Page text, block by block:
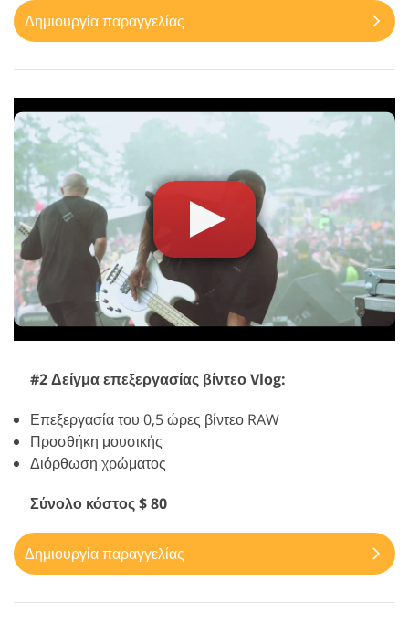
Δημιουργία παραγγελίας
#2 Δείγμα επεξεργασίας βίντεο Vlog:
Επεξεργασία του 0,5 ώρες βίντεο RAW
Προσθήκη μουσικής
Διόρθωση χρώματος
Σύνολο κόστος $ 80
Δημιουργία παραγγελίας